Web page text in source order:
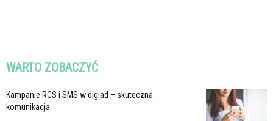
WARTO ZOBACZYĆ
Kampanie RCS i SMS w digiad – skuteczna
komunikacja